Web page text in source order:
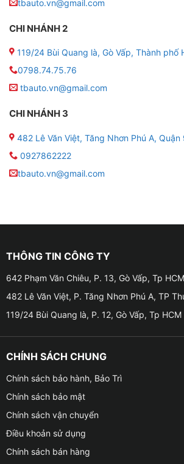
✤ Độ trần sao xe ô tô không có mùi
hưởng gì đến sức khỏe của người
✤ Màu sắc của trần sao cực kỳ đa
hiện đại.
Độ trần sao
gồm:
– Sợi quang: Có nhiệm vụ dẫn sáng
cầu đã được lắp đặt chiếu sáng.
– Modum điều khiển được tích hợp
tbauto.vn@gmail.com
CHI NHÁNH 2
119/24 Bùi Quang là, Gò Vấp, Thành phố
0798.74.75.76
tbauto.vn@gmail.com
CHI NHÁNH 3
482 Lê Văn Việt, Tăng Nhơn Phú A,
0927862222
tbauto.vn@gmail.com
THÔNG TIN CÔNG TY
642 Phạm Văn Chiêu, P. 13, Gò Vấp, Tp HCM
482 Lê Văn Việt, P. Tăng Nhơn Phú A, TP
119/24 Bùi Quang là, P. 12, Gò Vấp, Tp HCM
CHÍNH SÁCH CHUNG
Chính sách bảo hành, Bảo Trì
Chính sách bảo mật
Chính sách vận chuyển
Điều khoản sử dụng
Chính sách bán hàng